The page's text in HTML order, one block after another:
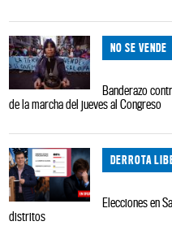
NO SE VENDE
Banderazo
de la marcha del jueves al Congreso
DERROTA
Elecciones en
distritos